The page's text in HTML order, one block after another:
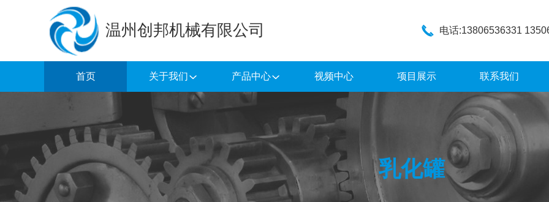
温州创邦机械有限公司 电话:13806536331
首页 关于我们 产品中心 视频中心 项目展示 联系我们
乳化罐